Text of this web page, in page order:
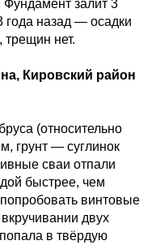
залит 3
года назад — осадки
нет.
Кировский район
(относительно
грунт — суглинок
сваи отпали
быстрее, чем
винтовые
двух
в твёрдую